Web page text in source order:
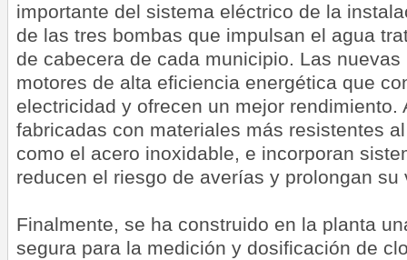
importante del sistema eléctrico de la
de las tres bombas que impulsan el agua
de cabecera de cada municipio. Las
motores de alta eficiencia energética que
electricidad y ofrecen un mejor rendimiento.
fabricadas con materiales más resistentes
como el acero inoxidable, e incorporan
reducen el riesgo de averías y prolongan
Finalmente, se ha construido en la planta
segura para la medición y dosificación de